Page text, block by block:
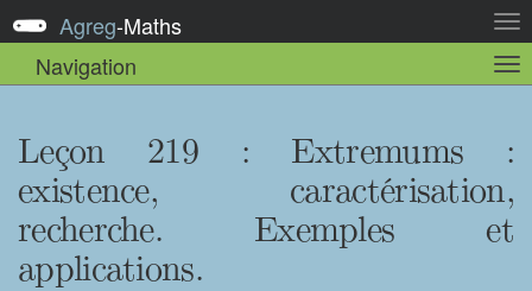
la
Agreg-Maths
Navigation
la
Leçon 219 : Extremums :
existence, caractérisation,
recherche. Exemples et
applications.